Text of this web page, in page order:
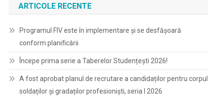
ARTICOLE RECENTE
Programul FIV este în implementare și se desfășoară
conform planificării
Începe prima serie a Taberelor Studențești 2026!
A fost aprobat planul de recrutare a candidaților pentru corpul
soldaților și gradaților profesioniști, seria I 2026